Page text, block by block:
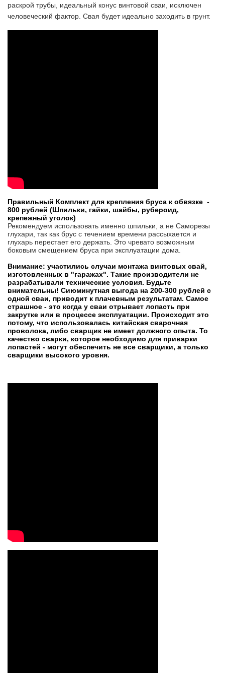
раскрой трубы, идеальный конус винтовой сваи, исключен
человеческий фактор. Свая будет идеально заходить в грунт.
Правильный Комплект для крепления бруса к обвязке -
800 рублей (Шпильки, гайки, шайбы, рубероид,
крепежный уголок)
Рекомендуем использовать именно шпильки, а не Саморезы
глухари, так как брус с течением времени рассыхается и
глухарь перестает его держать. Это чревато возможным
боковым смещением бруса при эксплуатации дома.
Внимание: участились случаи монтажа винтовых свай,
изготовленных в "гаражах". Такие производители не
разрабатывали технические условия. Будьте
внимательны! Сиюминутная выгода на 200-300 рублей с
одной сваи, приводит к плачевным результатам. Самое
страшное - это когда у сваи отрывает лопасть при
закрутке или в процессе эксплуатации. Происходит это
потому, что использовалась китайская сварочная
проволока, либо сварщик не имеет должного опыта. То
качество сварки, которое необходимо для приварки
лопастей - могут обеспечить не все сварщики, а только
сварщики высокого уровня.